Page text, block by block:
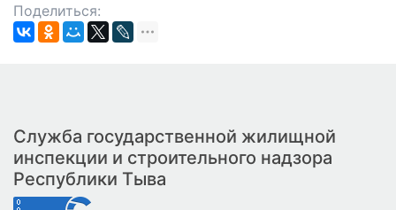
Поделиться:
Служба государственной жилищной
инспекции и строительного надзора
Республики Тыва